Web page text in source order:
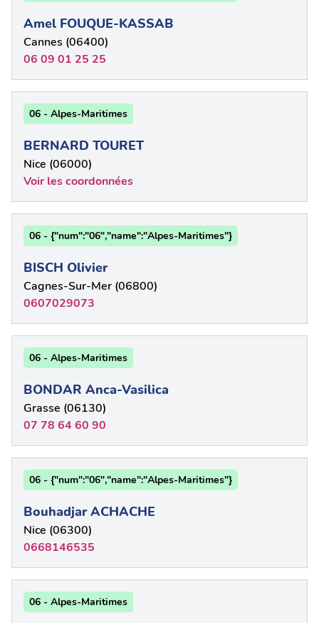
Amel FOUQUE-KASSAB
Cannes (06400)
06 09 01 25 25
06 - Alpes-Maritimes
BERNARD TOURET
Nice (06000)
Voir les coordonnées
06 - {"num":"06","name":"Alpes-Maritimes"}
BISCH Olivier
Cagnes-Sur-Mer (06800)
0607029073
06 - Alpes-Maritimes
BONDAR Anca-Vasilica
Grasse (06130)
07 78 64 60 90
06 - {"num":"06","name":"Alpes-Maritimes"}
Bouhadjar ACHACHE
Nice (06300)
0668146535
06 - Alpes-Maritimes